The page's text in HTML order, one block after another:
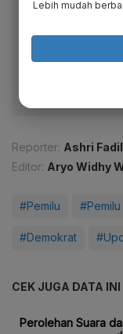
Baca artikel
Dapatkan
fitur menarik
Reporter: Ashri
Editor: Aryo Widhy
#Pemilu
#Demokrat
CEK JUGA DATA INI
Lebih mudah